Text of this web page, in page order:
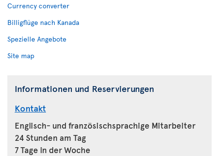
Currency converter
Billigflüge nach Kanada
Spezielle Angebote
Site map
Informationen und Reservierungen
Kontakt
Englisch- und französischsprachige Mitarbeiter
24 Stunden am Tag
7 Tage in der Woche